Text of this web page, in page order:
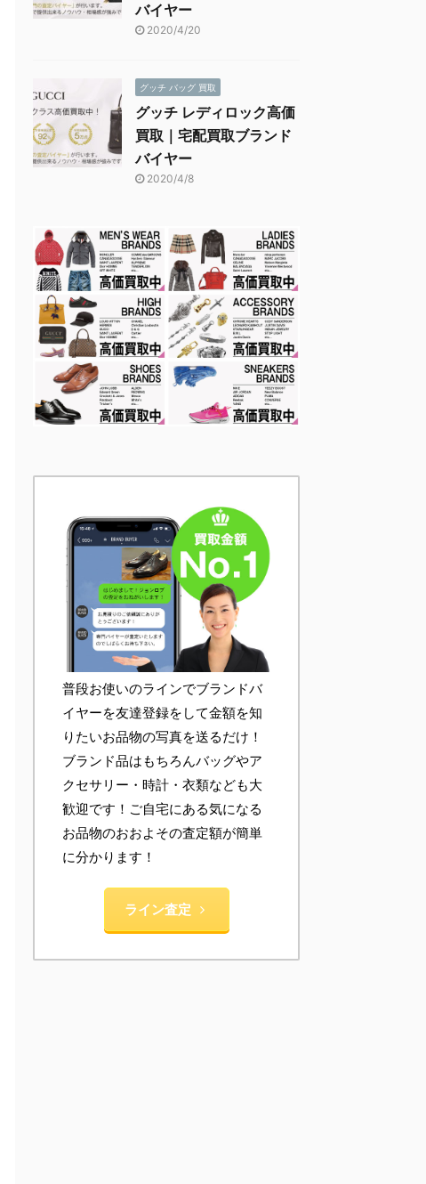
バイヤー
2020/4/20
グッチ バッグ 買取
グッチ レディロック高価
買取｜宅配買取ブランド
バイヤー
2020/4/8
普段お使いのラインでブランドバ
イヤーを友達登録をして金額を知
りたいお品物の写真を送るだけ！
ブランド品はもちろんバッグやア
クセサリー・時計・衣類なども大
歓迎です！ご自宅にある気になる
お品物のおおよその査定額が簡単
に分かります！
ライン査定